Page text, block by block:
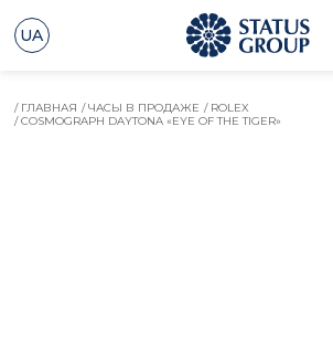
UA
/ ГЛАВНАЯ / ЧАСЫ В ПРОДАЖЕ / ROLEX
/ COSMOGRAPH DAYTONA «EYE OF THE TIGER»